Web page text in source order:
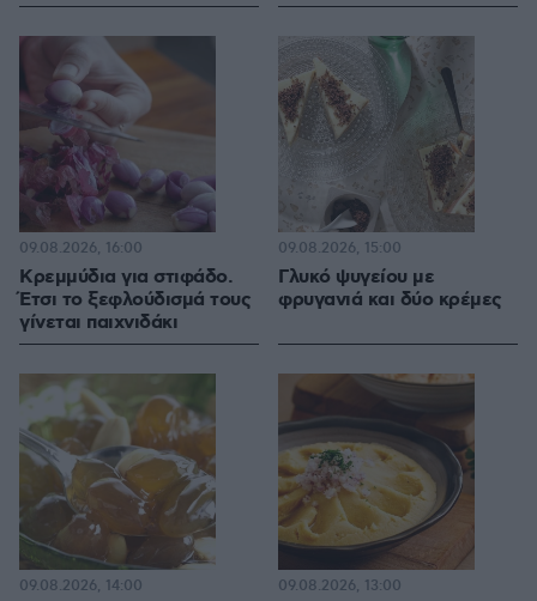
Κρεμμύδια για στιφάδο.
Έτσι το ξεφλούδισμά τους
γίνεται παιχνιδάκι
09.08.2026, 16:00
Γλυκό ψυγείου με
φρυγανιά και δύο κρέμες
09.08.2026, 15:00
09.08.2026, 14:00 09.08.2026, 13:00